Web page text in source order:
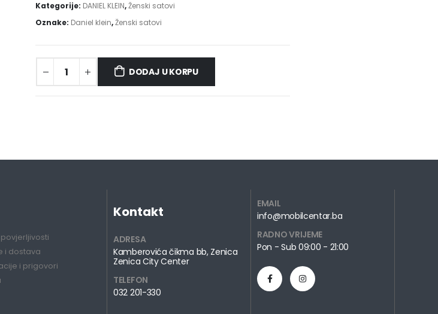
Kategorije: DANIEL KLEIN,Ženski satovi
Oznake: Daniel klein,Ženski satovi
DODAJ U KORPU
i dostava
i prigovori
Kontakt
ADRESA
Kamberovića čikma bb, Zenica
Zenica City Center
TELEFON
032 201-330
EMAIL
info@mobilcentar.ba
RADNO VRIJEME
Pon - Sub 09:00 - 21:00